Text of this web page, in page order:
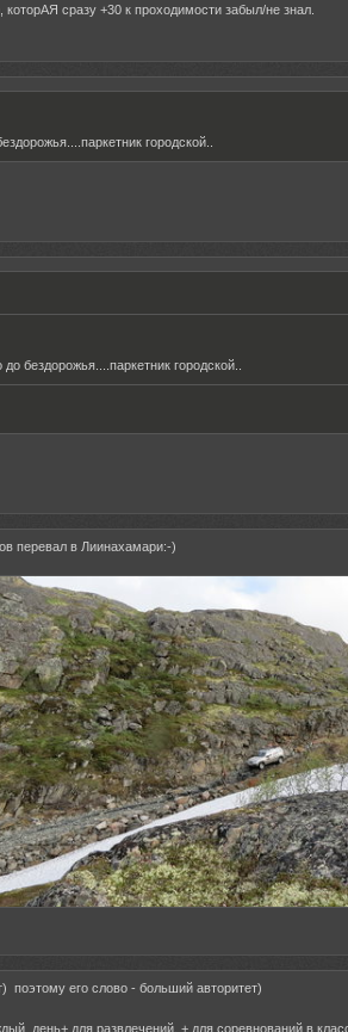
сразу +30 к проходимости забыл/не знал.
городской..
бездорожья....паркетник городской..
перевал в Лиинахамари:-)
поэтому его слово - больший авторитет)
день+ для развлечений, + для соревнований в